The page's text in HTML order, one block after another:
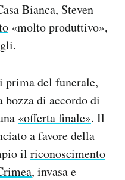
Bianca, Steven
«molto produttivo»,
prima del funerale,
bozza di accordo di
«offerta finale». Il
a favore della
il riconoscimento
, invasa e